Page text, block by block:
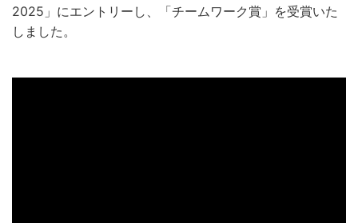
2025」にエントリーし、「チームワーク賞」を受賞いた
しました。